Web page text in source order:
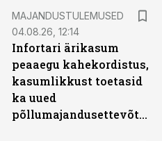
MAJANDUSTULEMUSED
04.08.26, 12:14
Infortari ärikasum
peaaegu kahekordistus,
kasumlikkust toetasid
ka uued
põllumajandusettevõtted